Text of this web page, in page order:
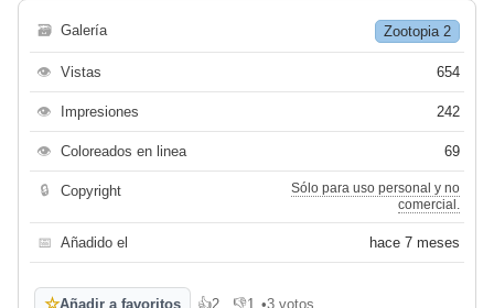
🗃 Galería Zootopia 2
👁 Vistas 654
👁 Impresiones 242
👁 Coloreados en linea 69
🔒 Copyright
Sólo para uso personal y no
comercial.
📅 Añadido el hace 7 meses
☆Añadir a favoritos 👍2 👎1 •3 votos